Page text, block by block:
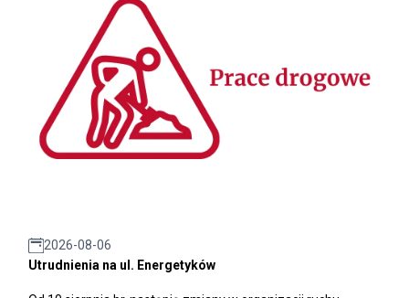
2026-08-06
Utrudnienia na ul. Energetyków